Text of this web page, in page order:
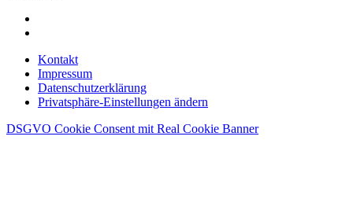
Kontakt
Impressum
Datenschutzerklärung
Privatsphäre-Einstellungen ändern
DSGVO Cookie Consent mit Real Cookie Banner